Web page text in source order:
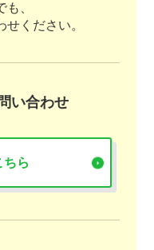
、
ください。
い合わせ
ちら